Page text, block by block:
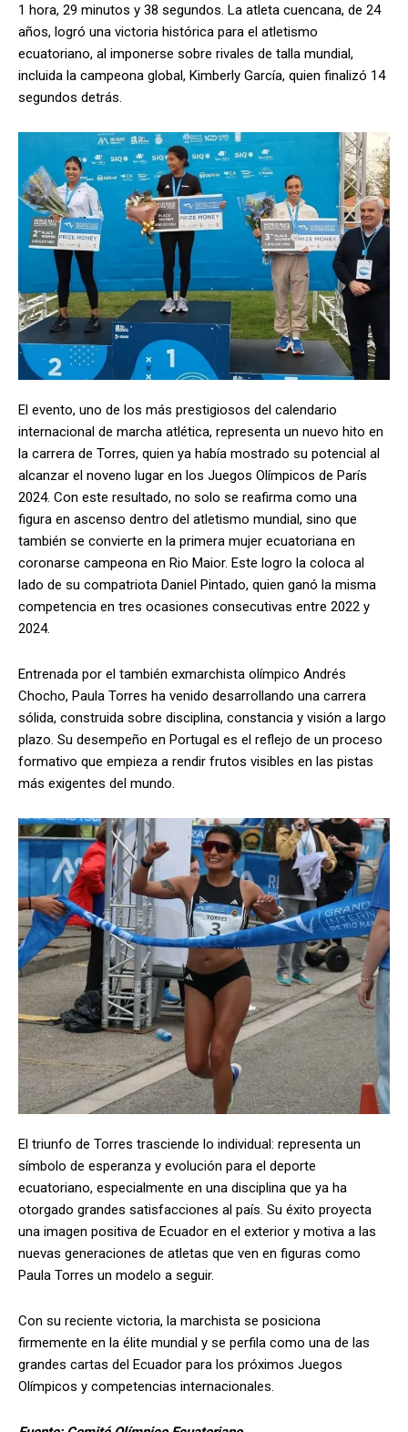
1 hora, 29 minutos y 38 segundos. La atleta cuencana, de 24
años, logró una victoria histórica para el atletismo
ecuatoriano, al imponerse sobre rivales de talla mundial,
incluida la campeona global, Kimberly García, quien finalizó 14
segundos detrás.
El evento, uno de los más prestigiosos del calendario
internacional de marcha atlética, representa un nuevo hito en
la carrera de Torres, quien ya había mostrado su potencial al
alcanzar el noveno lugar en los Juegos Olímpicos de París
2024. Con este resultado, no solo se reafirma como una
figura en ascenso dentro del atletismo mundial, sino que
también se convierte en la primera mujer ecuatoriana en
coronarse campeona en Rio Maior. Este logro la coloca al
lado de su compatriota Daniel Pintado, quien ganó la misma
competencia en tres ocasiones consecutivas entre 2022 y
2024.
Entrenada por el también exmarchista olímpico Andrés
Chocho, Paula Torres ha venido desarrollando una carrera
sólida, construida sobre disciplina, constancia y visión a largo
plazo. Su desempeño en Portugal es el reflejo de un proceso
formativo que empieza a rendir frutos visibles en las pistas
más exigentes del mundo.
El triunfo de Torres trasciende lo individual: representa un
símbolo de esperanza y evolución para el deporte
ecuatoriano, especialmente en una disciplina que ya ha
otorgado grandes satisfacciones al país. Su éxito proyecta
una imagen positiva de Ecuador en el exterior y motiva a las
nuevas generaciones de atletas que ven en figuras como
Paula Torres un modelo a seguir.
Con su reciente victoria, la marchista se posiciona
firmemente en la élite mundial y se perfila como una de las
grandes cartas del Ecuador para los próximos Juegos
Olímpicos y competencias internacionales.